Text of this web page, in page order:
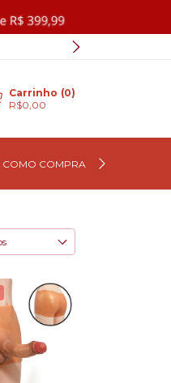
Carrinho (0)
R$0,00
COMO COMPRAR